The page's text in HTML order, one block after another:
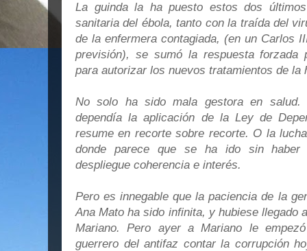
La guinda la ha puesto estos dos
sanitaria del ébola, tanto con la traída del
de la enfermera contagiada, (en un Carlos
previsión), se sumó la respuesta forzada
para autorizar los nuevos tratamientos de la
No solo ha sido mala gestora en salud.
dependía la aplicación de la Ley de
resume en recorte sobre recorte. O la
donde parece que se ha ido sin haber
despliegue coherencia e interés.
Pero es innegable que la paciencia de la
Ana Mato ha sido infinita, y hubiese llegado
Mariano. Pero ayer a Mariano le
guerrero del antifaz contar la corrupción